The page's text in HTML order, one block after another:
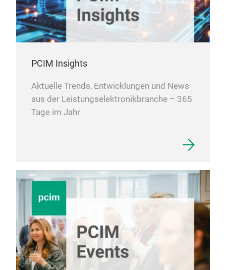
PCIM Insights
Aktuelle Trends, Entwicklungen und News
aus der Leistungselektronikbranche – 365
Tage im Jahr